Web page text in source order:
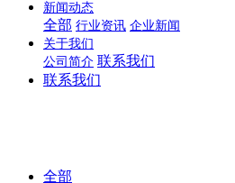
新闻动态
全部 行业资讯 企业新闻
关于我们
公司简介 联系我们
联系我们
全部